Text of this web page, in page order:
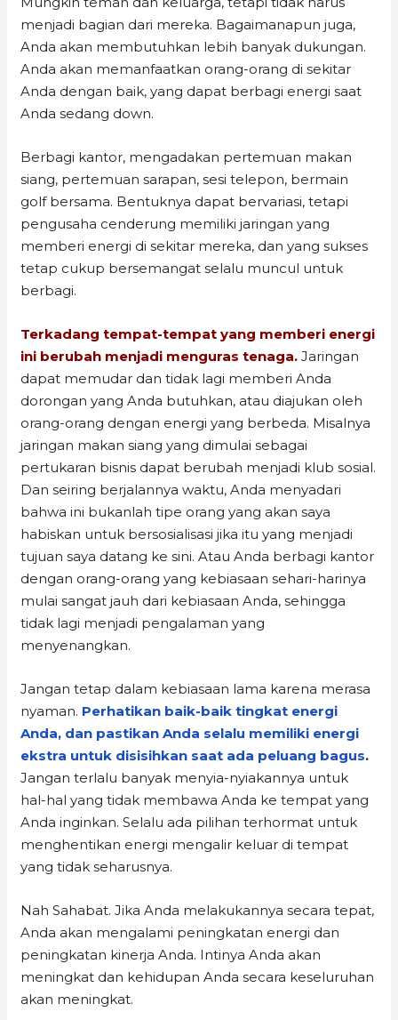
menjadi bagian dari mereka. Bagaimanapun juga,
Anda akan membutuhkan lebih banyak dukungan.
Anda akan memanfaatkan orang-orang di sekitar
Anda dengan baik, yang dapat berbagi energi saat
Anda sedang down.
Berbagi kantor, mengadakan pertemuan makan
siang, pertemuan sarapan, sesi telepon, bermain
golf bersama. Bentuknya dapat bervariasi, tetapi
pengusaha cenderung memiliki jaringan yang
memberi energi di sekitar mereka, dan yang sukses
tetap cukup bersemangat selalu muncul untuk
berbagi.
Terkadang tempat-tempat yang memberi energi
ini berubah menjadi menguras tenaga. Jaringan
dapat memudar dan tidak lagi memberi Anda
dorongan yang Anda butuhkan, atau diajukan oleh
orang-orang dengan energi yang berbeda. Misalnya
jaringan makan siang yang dimulai sebagai
pertukaran bisnis dapat berubah menjadi klub sosial.
Dan seiring berjalannya waktu, Anda menyadari
bahwa ini bukanlah tipe orang yang akan saya
habiskan untuk bersosialisasi jika itu yang menjadi
tujuan saya datang ke sini. Atau Anda berbagi kantor
dengan orang-orang yang kebiasaan sehari-harinya
mulai sangat jauh dari kebiasaan Anda, sehingga
tidak lagi menjadi pengalaman yang
menyenangkan.
Jangan tetap dalam kebiasaan lama karena merasa
nyaman. Perhatikan baik-baik tingkat energi
Anda, dan pastikan Anda selalu memiliki energi
ekstra untuk disisihkan saat ada peluang bagus.
Jangan terlalu banyak menyia-nyiakannya untuk
hal-hal yang tidak membawa Anda ke tempat yang
Anda inginkan. Selalu ada pilihan terhormat untuk
menghentikan energi mengalir keluar di tempat
yang tidak seharusnya.
Nah Sahabat. Jika Anda melakukannya secara tepat,
Anda akan mengalami peningkatan energi dan
peningkatan kinerja Anda. Intinya Anda akan
meningkat dan kehidupan Anda secara keseluruhan
akan meningkat.